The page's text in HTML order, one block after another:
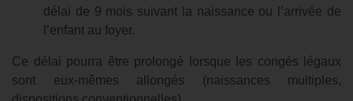
délai de 9 mois suivant la naissance ou l’arrivée de
l’enfant au foyer.
Ce délai pourra être prolongé lorsque les congés légaux
sont eux-mêmes allongés (naissances multiples,